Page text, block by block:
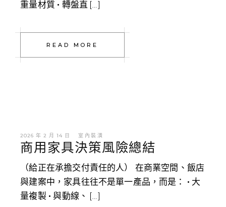
重量材質 • 轉盤直 […]
READ MORE
2026 年 2 月 14 日 室內裝潢
商用家具決策風險總結
（給正在承擔交付責任的人） 在商業空間、飯店
與建案中，家具往往不是單一產品，而是： • 大
量複製 • 與動線、 […]